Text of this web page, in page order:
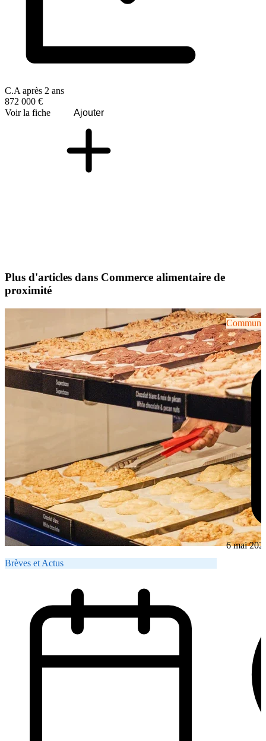
C.A après 2 ans
872 000 €
Voir la fiche
Ajouter
Plus d'articles dans Commerce alimentaire de
proximité
Brèves et Actus
6 mai